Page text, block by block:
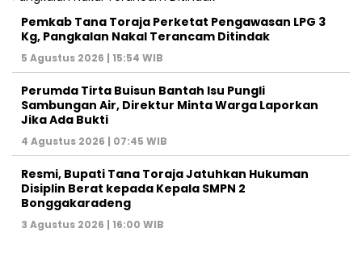
Pemkab Tana Toraja Perketat Pengawasan LPG 3
Kg, Pangkalan Nakal Terancam Ditindak
5 Agustus 2026 | 15:54 WIB
Perumda Tirta Buisun Bantah Isu Pungli
Sambungan Air, Direktur Minta Warga Laporkan
Jika Ada Bukti
4 Agustus 2026 | 07:45 WIB
Resmi, Bupati Tana Toraja Jatuhkan Hukuman
Disiplin Berat kepada Kepala SMPN 2
Bonggakaradeng
3 Agustus 2026 | 16:00 WIB